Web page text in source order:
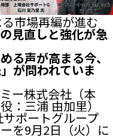
市場再編が進む
見直しと強化が急
る声が高まる今、
が問われていま
ー株式会社（本
：三浦 由加里）
ポートグループ
を9月2日（火）に